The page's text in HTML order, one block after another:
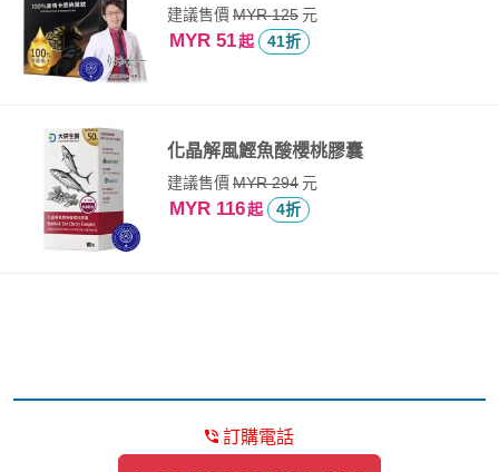
建議售價MYR 125元
MYR 51起 41折
化晶解風鰹魚酸櫻桃膠囊
建議售價MYR 294元
MYR 116起 4折
訂購電話